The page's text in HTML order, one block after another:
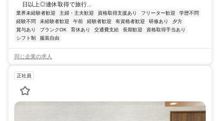
日以上◎連休取得で旅行...
業界未経験者歓迎 主婦・主夫歓迎 資格取得支援あり フリーター歓迎
学歴不問
経験不問
未経験者歓迎 午前 経験者歓迎 有資格者歓迎 研修あり
夕方
賞与あり
ブランクOK 育休あり 交通費支給 長期歓迎
資格取得手当あり
シフト制
服装自由
同じ企業の求人
正社員